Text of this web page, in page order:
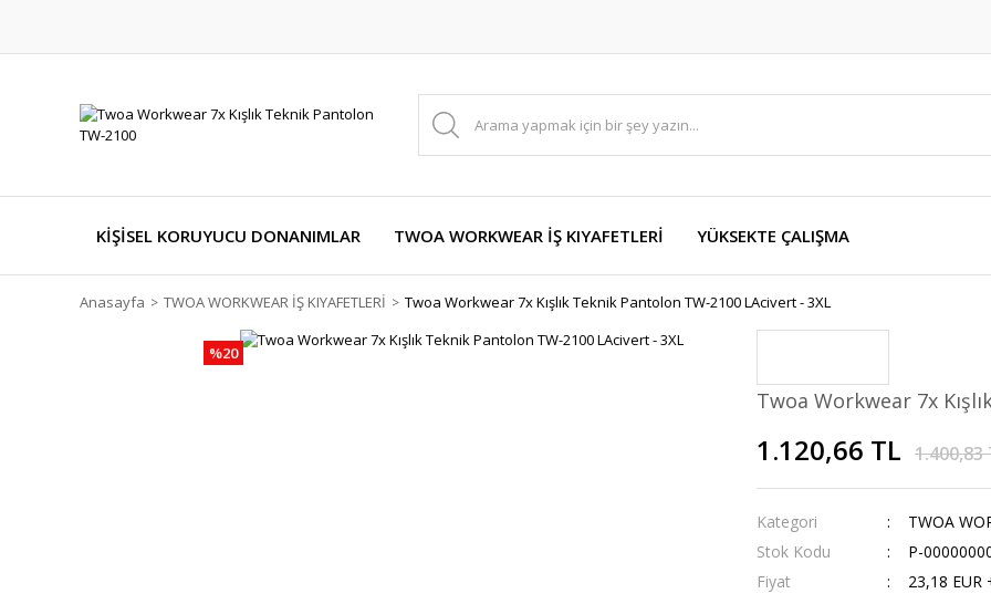
KİŞİSEL KORUYUCU DONANIMLAR TWOA WORKWEAR İŞ KIYAFETLERİ YÜKSEKTE ÇALIŞMA
Anasayfa TWOA WORKWEAR İŞ KIYAFETLERİ Twoa Workwear 7x Kışlık Teknik Pantolon TW-2100 LAcivert - 3XL
%20
Twoa Workwear 7x
1.120,66 TL 1.400,83
Kategori
TWOA
Stok Kodu
P-
Fiyat
23,18 EUR